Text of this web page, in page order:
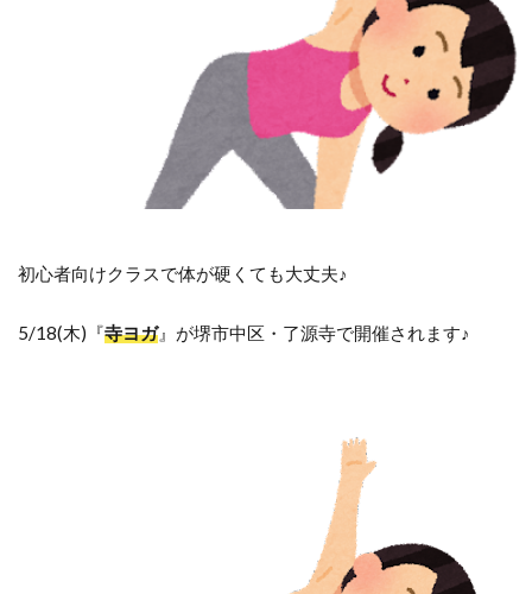
初心者向けクラスで体が硬くても大丈夫♪
5/18(木)『寺ヨガ』が堺市中区・了源寺で開催されます♪